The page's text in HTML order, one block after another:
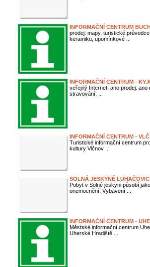
INFORMAČNÍ CENTRUM
prodej: mapy, turistické
keramiku, upomínkové ...
INFORMAČNÍ CENTRUM -
veřejný Internet: ano prodej:
stravování: ...
INFORMAČNÍ CENTRUM -
Turistické informační centrum
kultury Vlčnov ...
SOLNÁ JESKYNĚ
Pobyt v Solné jeskyni působí
onemocnění. Vybavení ...
INFORMAČNÍ CENTRUM -
Městské informační centrum
Uherské Hradiště ...